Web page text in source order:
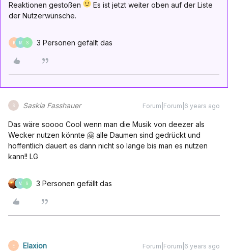
Reaktionen gestoßen
Es ist jetzt weiter oben auf der Liste
der Nutzerwünsche.
K M S 3 Personen gefällt das
S Saskia Fasshauer Forum|Forum|6 years ago
Das wäre soooo Cool wenn man die Musik von deezer als
Wecker nutzen könnte 🤗 alle Daumen sind gedrückt und
hoffentlich dauert es dann nicht so lange bis man es nutzen
kann!! LG
M S 3 Personen gefällt das
E Elaxion Forum|Forum|6 years ago